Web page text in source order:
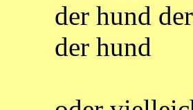
der hund
der hund